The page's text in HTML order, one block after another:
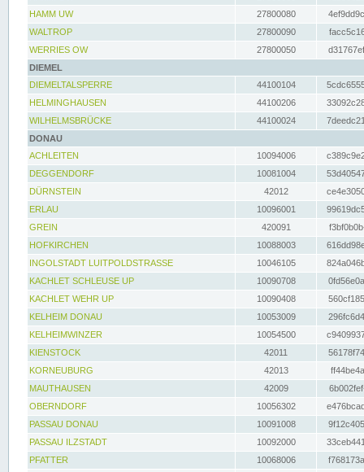
HAMM UW
27800080
WALTROP
27800090
WERRIES OW
27800050
DIEMEL
DIEMELTALSPERRE
44100104
HELMINGHAUSEN
44100206
WILHELMSBRÜCKE
44100024
DONAU
ACHLEITEN
10094006
DEGGENDORF
10081004
DÜRNSTEIN
42012
ERLAU
10096001
GREIN
420091
HOFKIRCHEN
10088003
INGOLSTADT LUITPOLDSTRASSE
10046105
KACHLET SCHLEUSE UP
10090708
KACHLET WEHR UP
10090408
KELHEIM DONAU
10053009
KELHEIMWINZER
10054500
KIENSTOCK
42011
KORNEUBURG
42013
MAUTHAUSEN
42009
OBERNDORF
10056302
PASSAU DONAU
10091008
PASSAU ILZSTADT
10092000
PFATTER
10068006